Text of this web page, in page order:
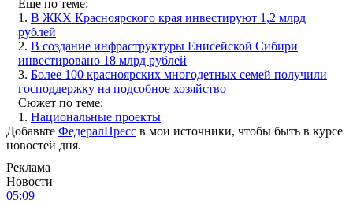
Еще по теме:
1. В ЖКХ Красноярского края инвестируют 1,2 млрд
рублей
2. В создание инфраструктуры Енисейской Сибири
инвестировано 18 млрд рублей
3. Более 100 красноярских многодетных семей получили
господдержку на подсобное хозяйство
Сюжет по теме:
1. Национальные проекты
Добавьте ФедералПресс в мои источники, чтобы быть в курсе
новостей дня.
Реклама
Новости
05:09